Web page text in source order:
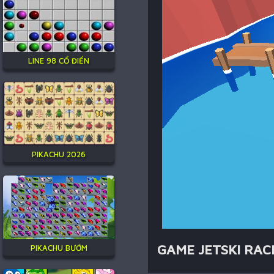
LINE 98 CỔ ĐIỂN
PIKACHU 2026
PIKACHU BƯỚM GAME JETSKI